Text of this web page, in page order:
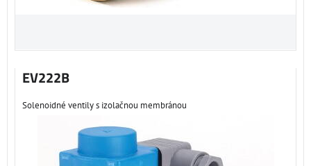
EV222B
Solenoidné ventily s izolačnou membránou